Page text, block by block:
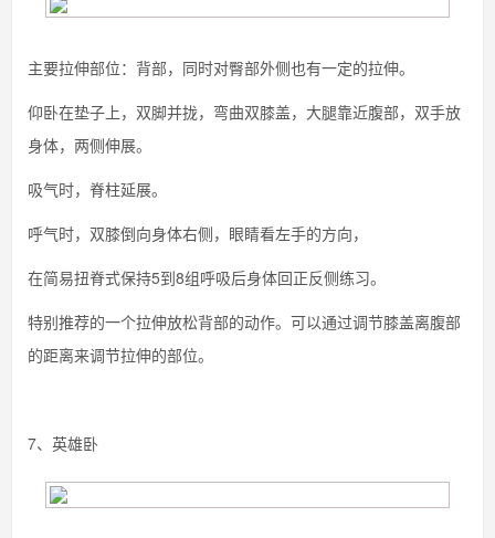
主要拉伸部位：背部，同时对臀部外侧也有一定的拉伸。
仰卧在垫子上，双脚并拢，弯曲双膝盖，大腿靠近腹部，双手放
身体，两侧伸展。
吸气时，脊柱延展。
呼气时，双膝倒向身体右侧，眼睛看左手的方向，
在简易扭脊式保持5到8组呼吸后身体回正反侧练习。
特别推荐的一个拉伸放松背部的动作。可以通过调节膝盖离腹部
的距离来调节拉伸的部位。
7、英雄卧